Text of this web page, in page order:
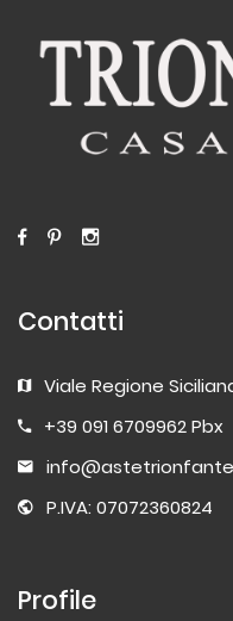
Contatti
Viale Regione
+39 091 6709962 Pbx
P.IVA: 07072360824
Profile